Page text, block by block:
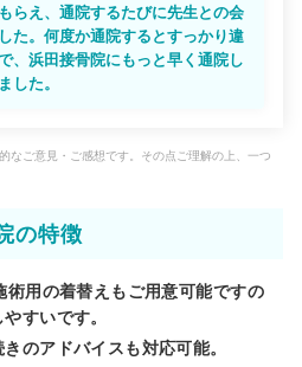
らえ、通院するたびに先生との会
た。何度か通院するとすっかり違
、浜田接骨院にもっと早く通院し
した。
なご意見・ご感想です。その点ご理解の上、一つ
の特徴
術用の着替えもご用意可能ですの
すいです。
のアドバイスも対応可能。